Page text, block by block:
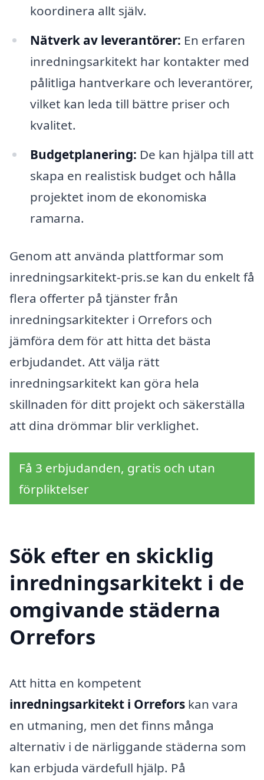
koordinera allt själv.
Nätverk av leverantörer: En erfaren
inredningsarkitekt har kontakter med
pålitliga hantverkare och leverantörer,
vilket kan leda till bättre priser och
kvalitet.
Budgetplanering: De kan hjälpa till att
skapa en realistisk budget och hålla
projektet inom de ekonomiska
ramarna.
Genom att använda plattformar som
inredningsarkitekt-pris.se kan du enkelt få
flera offerter på tjänster från
inredningsarkitekter i Orrefors och
jämföra dem för att hitta det bästa
erbjudandet. Att välja rätt
inredningsarkitekt kan göra hela
skillnaden för ditt projekt och säkerställa
att dina drömmar blir verklighet.
Få 3 erbjudanden, gratis och utan
förpliktelser
Sök efter en skicklig
inredningsarkitekt i de
omgivande städerna
Orrefors
Att hitta en kompetent
inredningsarkitekt i Orrefors kan vara
en utmaning, men det finns många
alternativ i de närliggande städerna som
kan erbjuda värdefull hjälp. På